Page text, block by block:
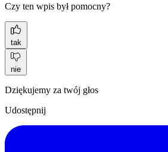
Czy ten wpis był pomocny?
tak
nie
Dziękujemy za twój głos
Udostępnij